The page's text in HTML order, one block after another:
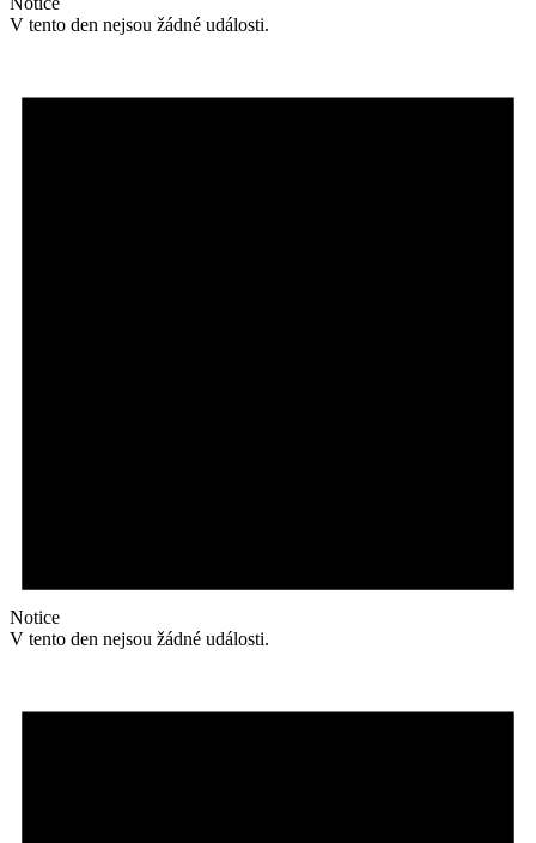
V tento den nejsou žádné události.
Notice
V tento den nejsou žádné události.